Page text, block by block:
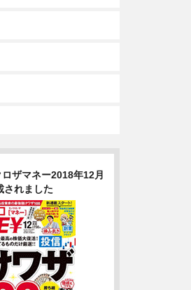
ザマネー2018年12月
されました